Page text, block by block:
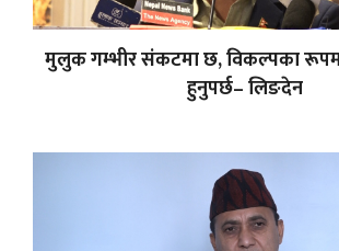
मुलुक गम्भीर संकटमा छ, विकल्पका रूपमा
हुनुपर्छ– लिङदेन